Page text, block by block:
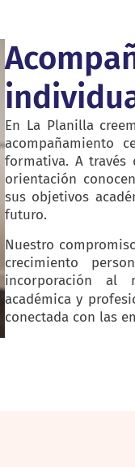
En La Planilla
acompañamiento
formativa. A
orientación
sus objetivos
futuro.
Nuestro
crecimiento
incorporación al
académica y
conectada con las